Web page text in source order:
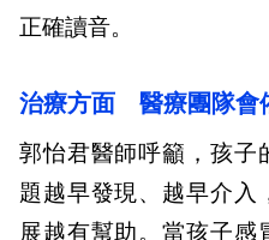
正確讀音。
治療方面 醫療團隊會
郭怡君醫師呼籲，孩子
題越早發現、越早介入
展越有幫助。當孩子感